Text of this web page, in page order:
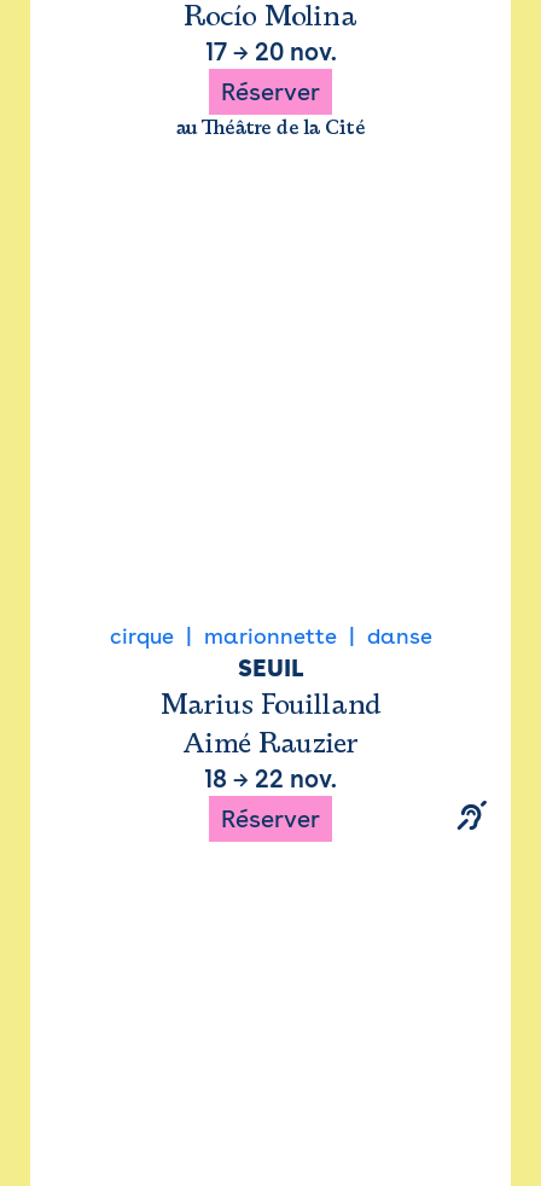
Rocío Molina
17→ 20 nov.
Réserver
au Théâtre de la Cité
cirque marionnette danse
SEUIL
Marius Fouilland
Aimé Rauzier
18 → 22 nov.
Réserver